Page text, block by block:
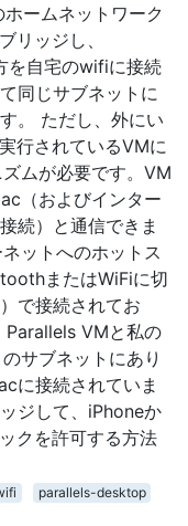
ームネットワーク
リッジし、
を自宅のwifiに接続
同じサブネットに
。 ただし、外にい
行されているVMに
ムが必要です。VM
（およびインター
続）と通信できま
ットへのホットス
またはWiFiに切
で接続されてお
Parallels VMと私の
サブネットにあり
に接続されていま
ジして、iPhoneか
クを許可する方法
parallels-desktop